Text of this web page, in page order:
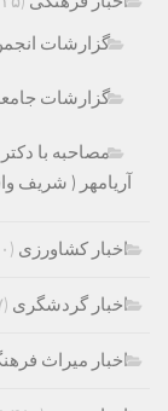
گزارشات
گزارشات
مصاحبه با
آریامهر ( شریف
اخبار کشاورزی (۴۶۰)
اخبار گردشگری (۸۳۷)
اخبار میراث